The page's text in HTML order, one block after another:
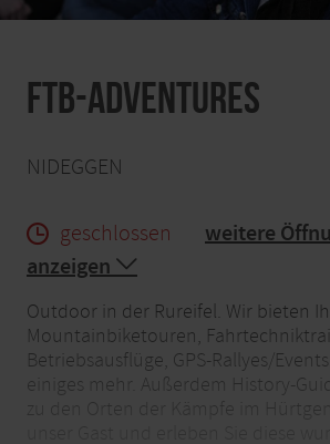
FTB-Adventures
NIDEGGEN
geschlossen
weitere
anzeigen
Outdoor in der Rureifel. Wir bieten
Mountainbiketouren,
Betriebsausflüge, GPS-Rallyes/
einiges mehr. Außerdem History-